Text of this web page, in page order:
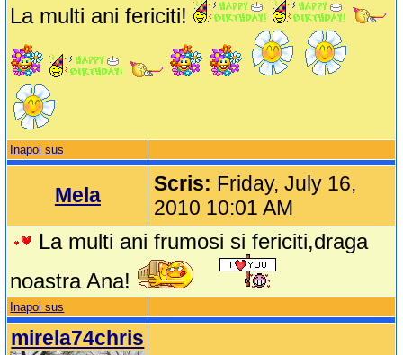
La multi ani fericiti!
Inapoi sus
Mela Scris: Friday, July 16,
2010 10:01 AM
La multi ani frumosi si fericiti,draga
noastra Ana!
Inapoi sus
mirela74chris